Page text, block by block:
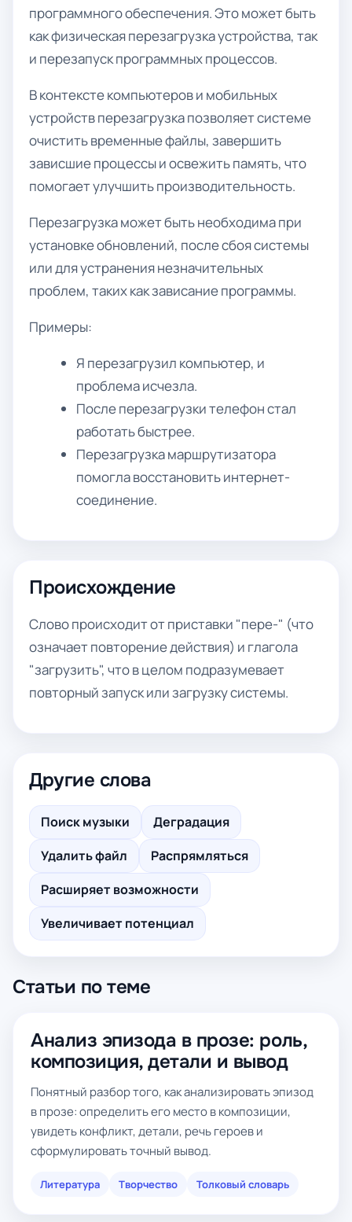
программного обеспечения. Это может быть
как физическая перезагрузка устройства, так
и перезапуск программных процессов.
В контексте компьютеров и мобильных
устройств перезагрузка позволяет системе
очистить временные файлы, завершить
зависшие процессы и освежить память, что
помогает улучшить производительность.
Перезагрузка может быть необходима при
установке обновлений, после сбоя системы
или для устранения незначительных
проблем, таких как зависание программы.
Примеры:
Я перезагрузил компьютер, и
проблема исчезла.
После перезагрузки телефон стал
работать быстрее.
Перезагрузка маршрутизатора
помогла восстановить интернет-
соединение.
Происхождение
Слово происходит от приставки "пере-" (что
означает повторение действия) и глагола
"загрузить", что в целом подразумевает
повторный запуск или загрузку системы.
Другие слова
Поиск музыки
Деградация
Удалить файл
Распрямляться
Расширяет возможности
Увеличивает потенциал
Статьи по теме
Анализ эпизода в прозе: роль,
композиция, детали и вывод
Понятный разбор того, как анализировать эпизод
в прозе: определить его место в композиции,
увидеть конфликт, детали, речь героев и
сформулировать точный вывод.
Литература Творчество Толковый словарь